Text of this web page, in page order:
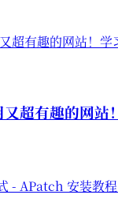
超有趣的网站